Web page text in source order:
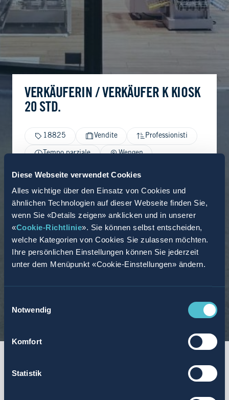
Diese Webseite verwendet Cookies
Alles wichtige über den Einsatz von Cookies und
ähnlichen Technologien auf dieser Webseite finden Sie,
wenn Sie «Details zeigen» anklicken und in unserer
«Cookie-Richtlinie». Sie können selbst entscheiden,
welche Kategorien von Cookies Sie zulassen möchten.
Ihre persönlichen Einstellungen können Sie jederzeit
unter dem Menüpunkt «Cookie-Einstellungen» ändern.
Notwendig
Komfort
Statistik
VERKÄUFERIN / VERKÄUFER K KIOSK
20 STD.
18825 Vendite Professionisti
Tempo parziale Wengen
08.06.2026